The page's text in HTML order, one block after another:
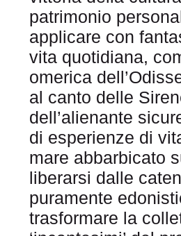
patrimonio
applicare con
vita quotidiana,
omerica
al canto delle
dell’alienante
di esperienze di
mare abbarbicato
liberarsi dalle
puramente
trasformare la